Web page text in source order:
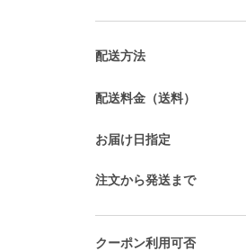
配送方法
配送料金（送料）
お届け日指定
注文から発送まで
クーポン利用可否